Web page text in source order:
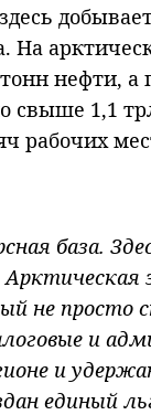
На
нефти,
свыше 1,1
рабочих
база.
не просто
и
и
единый